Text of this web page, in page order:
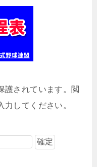
護されています。閲
してください。